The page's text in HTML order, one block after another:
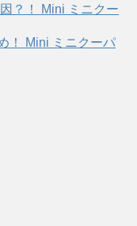
？！ Mini ミニクー
！ Mini ミニクーパ